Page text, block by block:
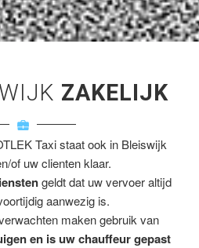
ZAKELIJK
Taxi staat ook in Bleiswijk
of uw clienten klaar.
geldt dat uw vervoer altijd
aanwezig is.
maken gebruik van
en is uw chauffeur gepast